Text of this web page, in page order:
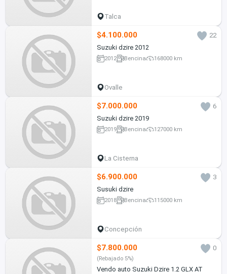
Talca
$4.100.000
22
Suzuki dzire 2012
2012 Bencina 168000 km
Ovalle
$7.000.000
6
Suzuki dzire 2019
2019 Bencina 127000 km
La Cisterna
$6.900.000
3
Susuki dzire
2018 Bencina 115000 km
Concepción
$7.800.000 0
(Rebajado 5%)
Vendo auto Suzuki Dzire 1.2 GLX AT